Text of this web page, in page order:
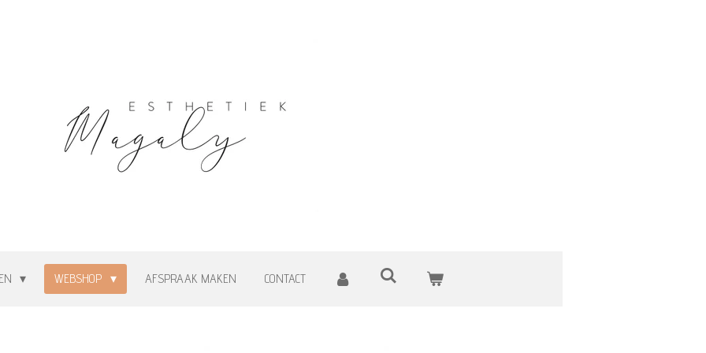
WEBSHOP AFSPRAAK MAKEN CONTACT